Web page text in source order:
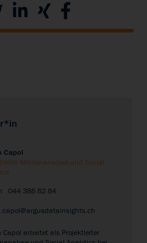
Capol
Medienanalyse und Social
044 388 82 84
Capol arbeitet als Projektleiter